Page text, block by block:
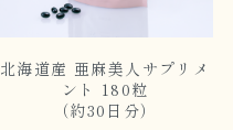
北海道産 亜麻美人サプリメ
ント 180粒
（約30日分）